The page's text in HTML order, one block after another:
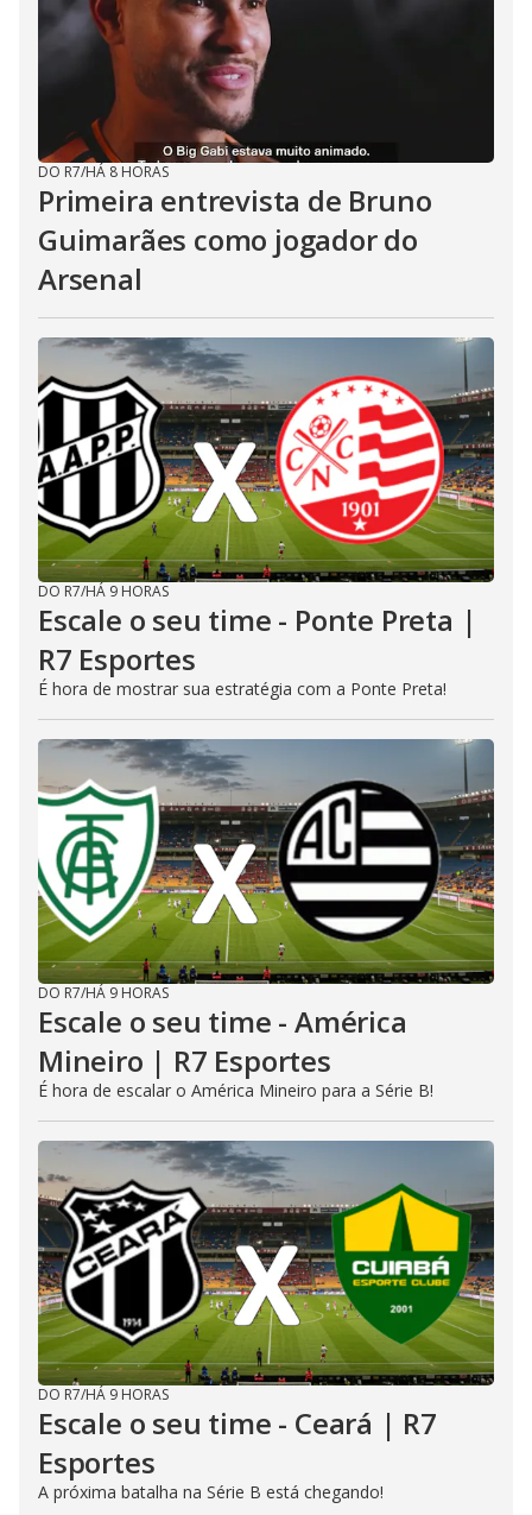
DO R7/HÁ 8 HORAS
Primeira entrevista de Bruno
Guimarães como jogador do
Arsenal
DO R7/HÁ 9 HORAS
Escale o seu time - Ponte Preta |
R7 Esportes
É hora de mostrar sua estratégia com a Ponte Preta!
DO R7/HÁ 9 HORAS
Escale o seu time - América
Mineiro | R7 Esportes
É hora de escalar o América Mineiro para a Série B!
DO R7/HÁ 9 HORAS
Escale o seu time - Ceará | R7
Esportes
A próxima batalha na Série B está chegando!